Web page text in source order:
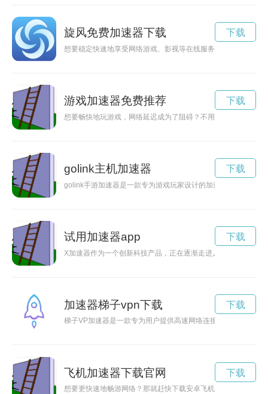
旋风免费加速器下载
想要稳定快速地享受网络游戏、影视等在线服务？那就来下载
下载
游戏加速器免费推荐
想要畅快地玩游戏，网络延迟成为了阻碍？不用担心！这里为
下载
golink主机加速器
golink手游加速器是一款专为游戏玩家设计的加速工具，能够
下载
试用加速器app
X加速器作为一个创新科技产品，正在逐渐走进人们的生活。
下载
加速器梯子vpn下载
梯子VP加速器是一款专为用户提供高速网络连接、保护个人隐
下载
飞机加速器下载官网
想要更快速地畅游网络？那就赶快下载安卓飞机加速器吧！通
下载